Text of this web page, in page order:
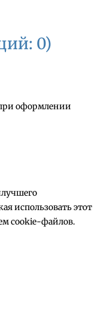
0)
оформлении
использовать этот
cookie-файлов.